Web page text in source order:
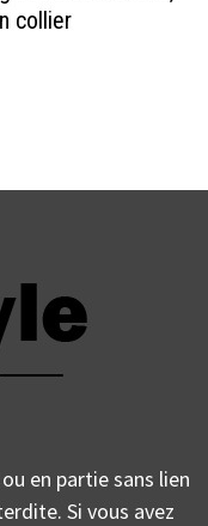
collier
en partie sans lien
Si vous avez